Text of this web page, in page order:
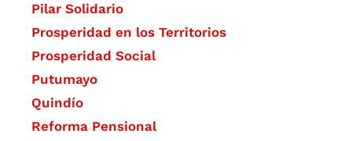
Pilar Solidario
Prosperidad en los Territorios
Prosperidad Social
Putumayo
Quindío
Reforma Pensional